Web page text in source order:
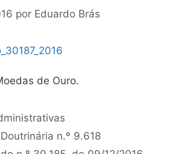
por Eduardo Brás
de Ouro.
n.º 9.618